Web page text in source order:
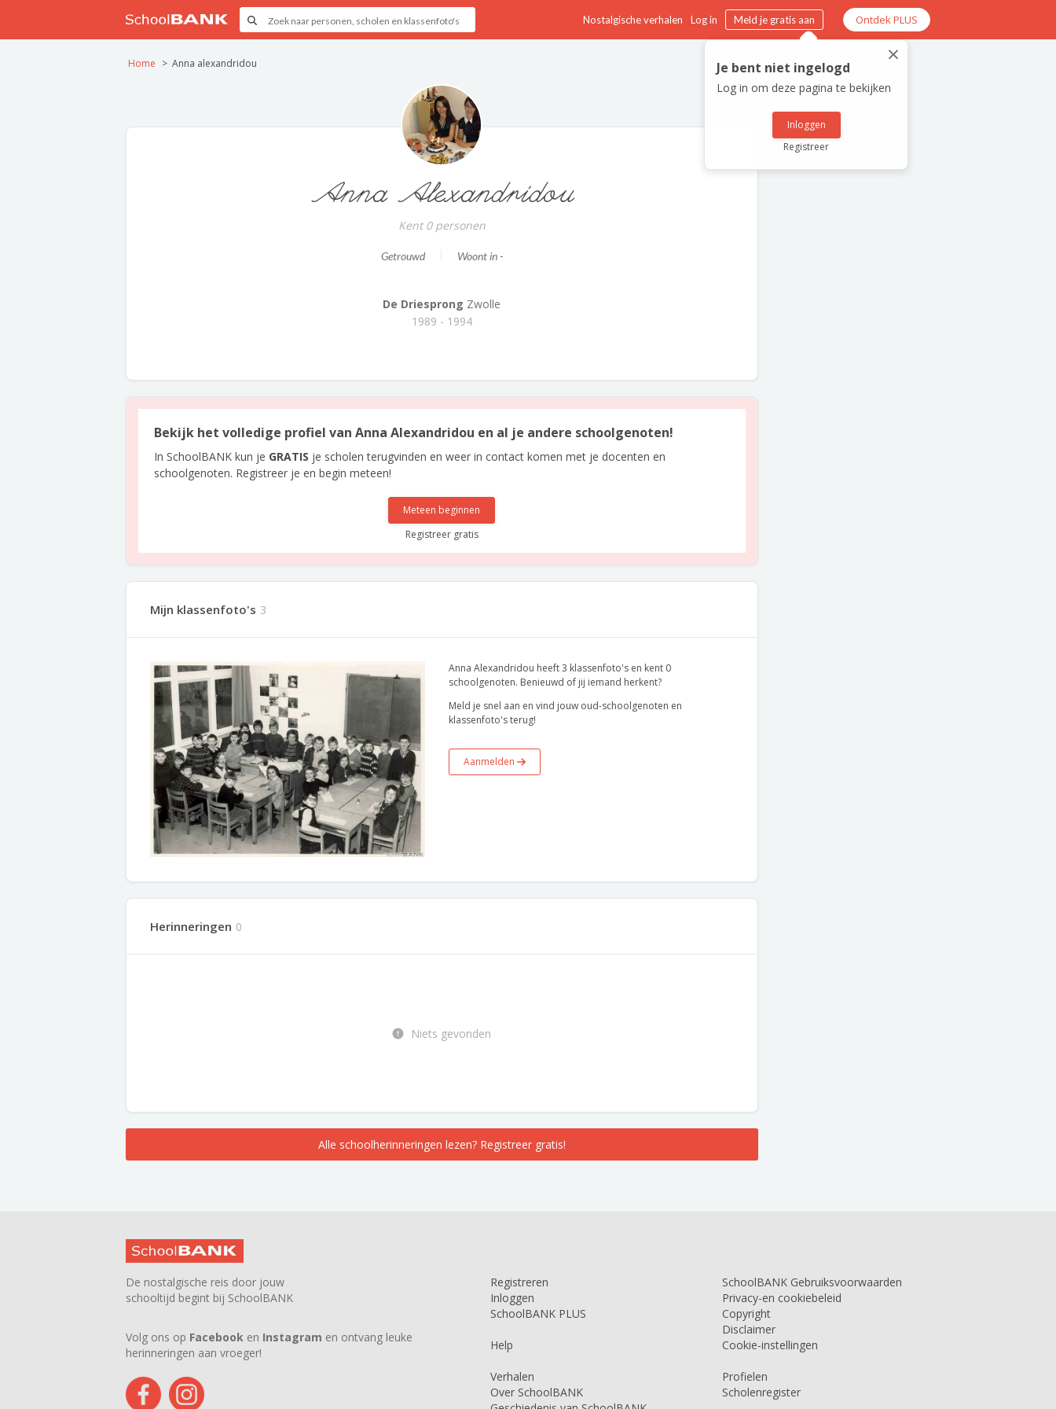
Nostalgische verhalen Log in Meld je gratis aan Ontdek PLUS
×
Je bent niet ingelogd
Log in om deze pagina te bekijken
Inloggen
Registreer
Home Anna alexandridou
Anna Alexandridou
Kent 0 personen
Getrouwd Woont in -
De Driesprong Zwolle
1989 - 1994
Bekijk het volledige profiel van Anna Alexandridou en al je andere schoolgenoten!
In SchoolBANK kun je GRATIS je scholen terugvinden en weer in contact komen met je docenten en
schoolgenoten. Registreer je en begin meteen!
Meteen beginnen
Registreer gratis
Mijn klassenfoto's 3
Anna Alexandridou heeft 3 klassenfoto's en kent 0
schoolgenoten. Benieuwd of jij iemand herkent?
Meld je snel aan en vind jouw oud-schoolgenoten en
klassenfoto's terug!
Aanmelden
Herinneringen 0
Niets gevonden
Alle schoolherinneringen lezen? Registreer gratis!
De nostalgische reis door jouw
schooltijd begint bij SchoolBANK
Volg ons op Facebook en Instagram en ontvang leuke
herinneringen aan vroeger!
Registreren
Inloggen
SchoolBANK PLUS
Help
Verhalen
Over SchoolBANK
SchoolBANK Gebruiksvoorwaarden
Privacy-en cookiebeleid
Copyright
Disclaimer
Cookie-instellingen
Profielen
Scholenregister